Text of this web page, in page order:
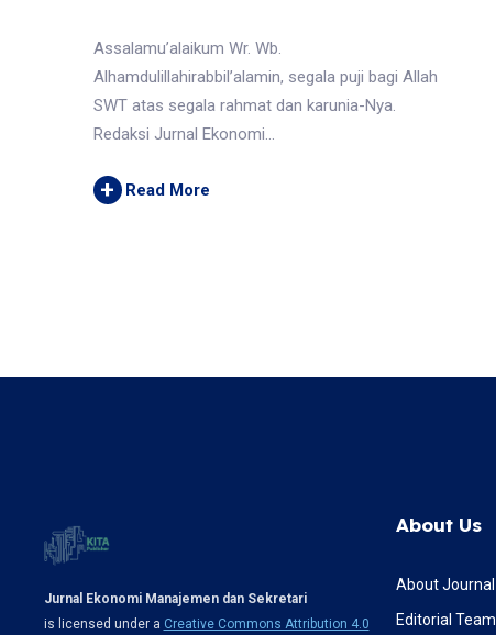
Assalamu’alaikum Wr. Wb.
Alhamdulillahirabbil’alamin, segala puji bagi Allah
SWT atas segala rahmat dan karunia-Nya.
Redaksi Jurnal Ekonomi...
+ Read More
Jurnal Ekonomi Manajemen dan Sekretari
is licensed under a Creative Commons Attribution 4.0
About Us
About Journal
Editorial Team